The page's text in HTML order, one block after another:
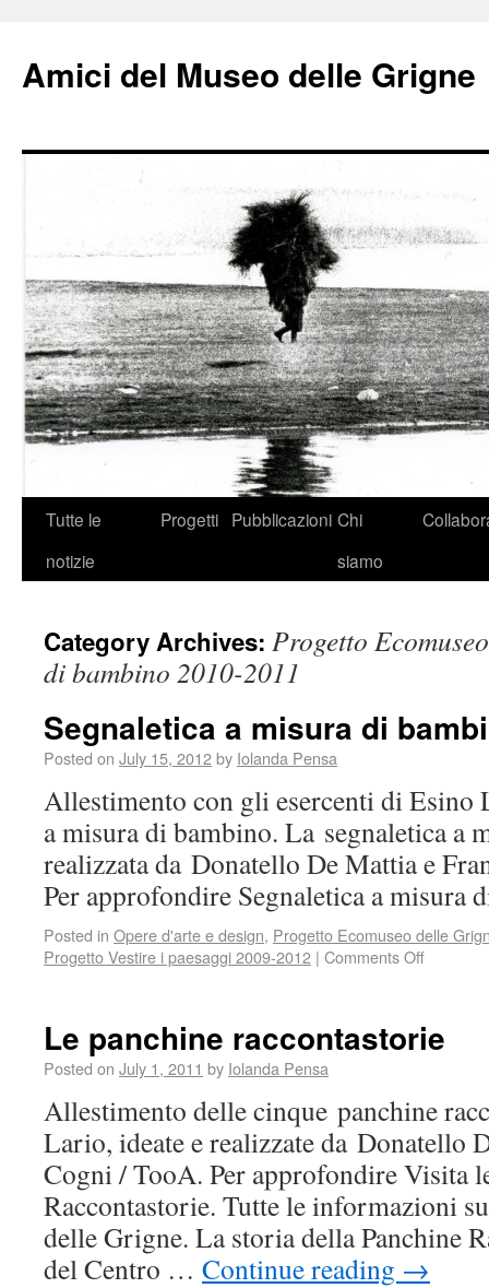
Amici del Museo delle Grigne
Tutte le
notizie
Progetti Pubblicazioni Chi
siamo
Category Archives: Progetto
di bambino 2010-2011
Segnaletica a misura di
Posted on July 15, 2012by Iolanda Pensa
Allestimento con gli esercenti di Esino
a misura di bambino. La segnaletica a
realizzata da Donatello De Mattia e
Per approfondire Segnaletica a misura
Posted in Opere d'arte e design, Progetto Ecomuseo delle
Progetto Vestire i paesaggi 2009-2012 | Comments Off
Le panchine raccontastorie
Posted on July 1, 2011 by Iolanda Pensa
Allestimento delle cinque panchine
Lario, ideate e realizzate da Donatello
Cogni / TooA. Per approfondire Visita
Raccontastorie. Tutte le informazioni
delle Grigne. La storia della Panchine
del Centro … Continue reading →